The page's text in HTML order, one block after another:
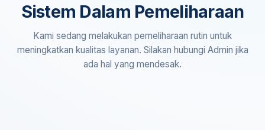
Sistem Dalam Pemeliharaan
Kami sedang melakukan pemeliharaan rutin untuk
meningkatkan kualitas layanan. Silakan hubungi Admin jika
ada hal yang mendesak.